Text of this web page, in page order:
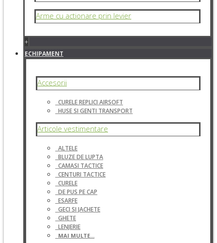
Arme cu actionare prin levier
+
ECHIPAMENT
Accesorii
CURELE REPLICI AIRSOFT
HUSE SI GENTI TRANSPORT
Articole vestimentare
ALTELE
BLUZE DE LUPTA
CAMASI TACTICE
CENTURI TACTICE
CURELE
DE PUS PE CAP
ESARFE
GECI SI JACHETE
GHETE
LENJERIE
MAI MULTE...